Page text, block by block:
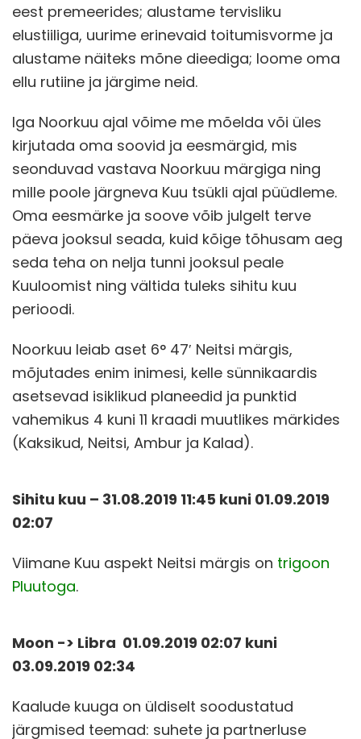
eest premeerides; alustame tervisliku
elustiiliga, uurime erinevaid toitumisvorme ja
alustame näiteks mõne dieediga; loome oma
ellu rutiine ja järgime neid.
Iga Noorkuu ajal võime me mõelda või üles
kirjutada oma soovid ja eesmärgid, mis
seonduvad vastava Noorkuu märgiga ning
mille poole järgneva Kuu tsükli ajal püüdleme.
Oma eesmärke ja soove võib julgelt terve
päeva jooksul seada, kuid kõige tõhusam aeg
seda teha on nelja tunni jooksul peale
Kuuloomist ning vältida tuleks sihitu kuu
perioodi.
Noorkuu leiab aset 6° 47′ Neitsi märgis,
mõjutades enim inimesi, kelle sünnikaardis
asetsevad isiklikud planeedid ja punktid
vahemikus 4 kuni 11 kraadi muutlikes märkides
(Kaksikud, Neitsi, Ambur ja Kalad).
Sihitu kuu – 31.08.2019 11:45 kuni 01.09.2019
02:07
Viimane Kuu aspekt Neitsi märgis on trigoon
Pluutoga.
Moon -> Libra 01.09.2019 02:07 kuni
03.09.2019 02:34
Kaalude kuuga on üldiselt soodustatud
järgmised teemad: suhete ja partnerluse